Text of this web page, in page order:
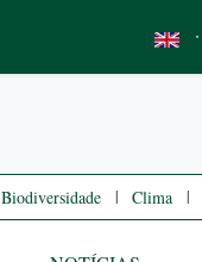
·
Biodiversidade | Clima |